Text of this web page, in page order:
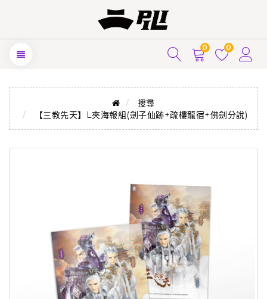
0 0
搜尋
【三教先天】L夾海報組(劍子仙跡+疏樓龍宿+佛劍分說)